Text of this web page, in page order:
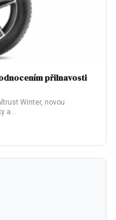
přilnavosti
Winter, novou
a…